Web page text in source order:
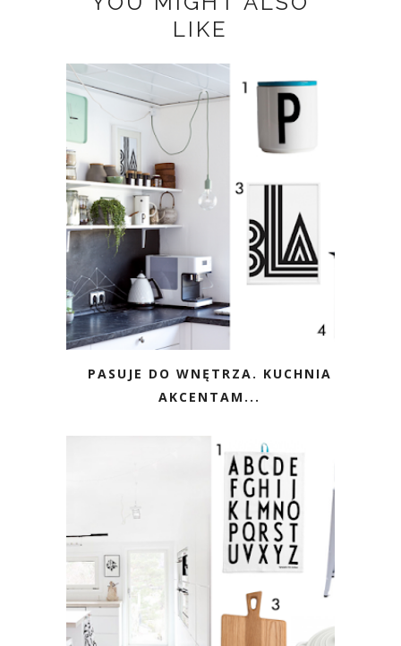
LIKE
PASUJE DO WNĘTRZA. KUCHNIA
AKCENTAM...